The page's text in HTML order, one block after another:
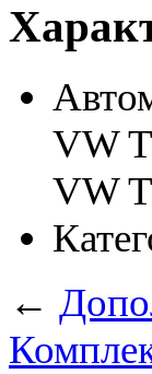
VW
VW
←